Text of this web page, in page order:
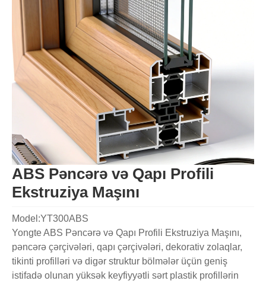
ABS Pəncərə və Qapı Profili
Ekstruziya Maşını
Model:YT300ABS
Yongte ABS Pəncərə və Qapı Profili Ekstruziya Maşını,
pəncərə çərçivələri, qapı çərçivələri, dekorativ zolaqlar,
tikinti profilləri və digər struktur bölmələr üçün geniş
istifadə olunan yüksək keyfiyyətli sərt plastik profillərin